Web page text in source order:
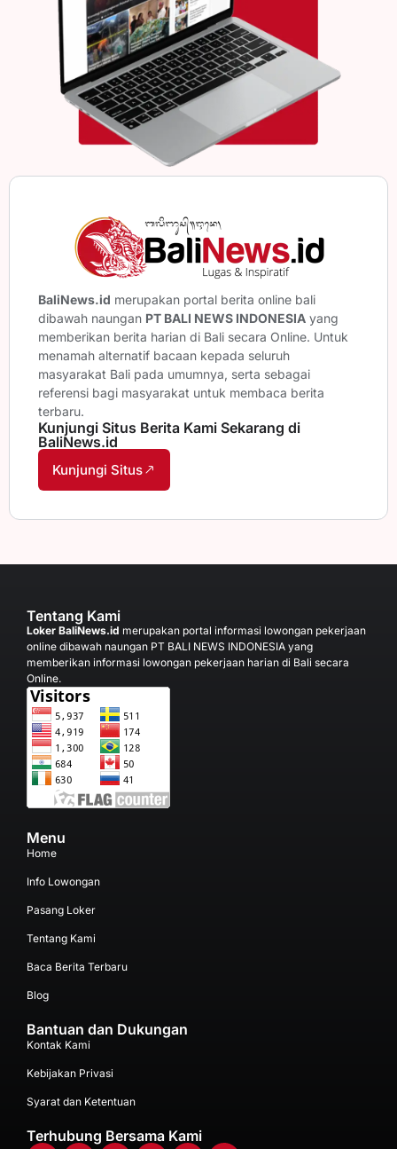
BaliNews.id merupakan portal berita online bali
dibawah naungan PT BALI NEWS INDONESIA yang
memberikan berita harian di Bali secara Online. Untuk
menamah alternatif bacaan kepada seluruh
masyarakat Bali pada umumnya, serta sebagai
referensi bagi masyarakat untuk membaca berita
terbaru.
Kunjungi Situs Berita Kami Sekarang di
BaliNews.id
Kunjungi Situs
Tentang Kami
Loker BaliNews.id merupakan portal informasi lowongan pekerjaan
online dibawah naungan PT BALI NEWS INDONESIA yang
memberikan informasi lowongan pekerjaan harian di Bali secara
Online.
Menu
Home
Info Lowongan
Pasang Loker
Tentang Kami
Baca Berita Terbaru
Blog
Bantuan dan Dukungan
Kontak Kami
Kebijakan Privasi
Syarat dan Ketentuan
Terhubung Bersama Kami